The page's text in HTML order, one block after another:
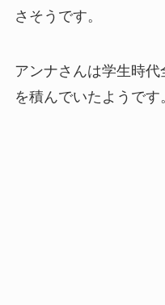
さそうです。
アンナさんは学生時
を積んでいたようです